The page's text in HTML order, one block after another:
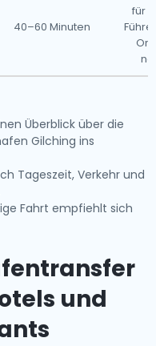
40–60 Minuten
für
Überblick über die
Gilching ins
Tageszeit, Verkehr und
Fahrt empfiehlt sich
und